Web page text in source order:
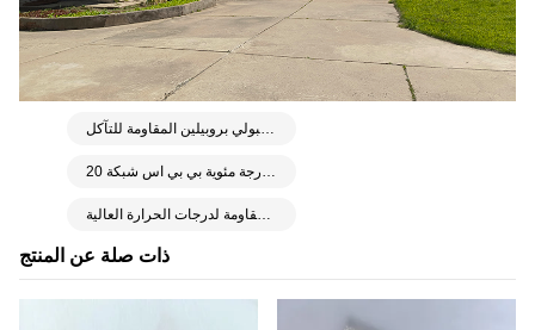
ذات صلة عن المنتج
شبكة منسوجة من مادة البولي بروبيلين المقاومة للتآكل
بولي فينيلين كبريتيد 190 درجة مئوية بي بي اس شبكة 20T 350 ميكرون
شبكة منسوجة من مادة البولي فينيلين كبريتيد بي بي اس مقاومة لدرجات الحرارة العالية